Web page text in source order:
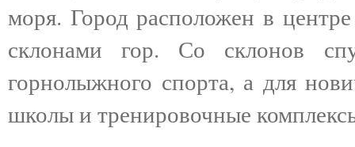
моря. Город расположен в
склонами гор. Со склонов
горнолыжного спорта, а для
школы и тренировочные